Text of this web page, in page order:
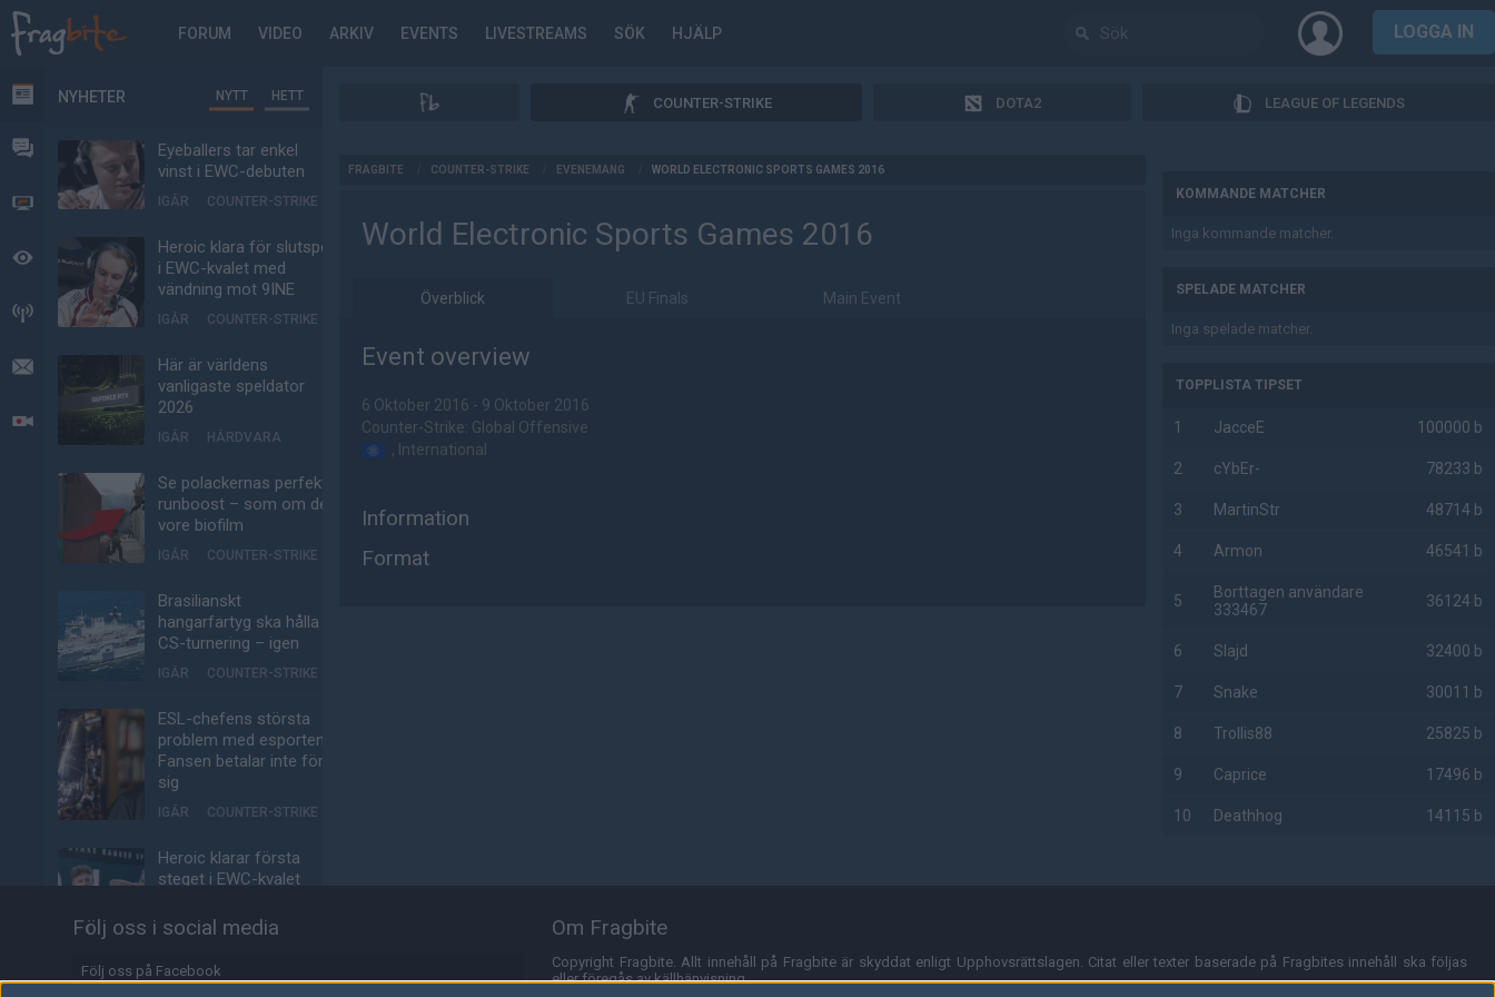
FORUM VIDEO ARKIV EVENTS LIVESTREAMS SÖK HJÄLP LOGGA IN
NYHETER
FORUM
VIDEO
BEVAKAT
HÄNDELSER
LIVESÄNDNINGAR
NYHETER NYTT HETT
Eyeballers tar enkel
vinst i EWC-debuten
IGÅR COUNTER-STRIKE
Heroic klara för slutspel
i EWC-kvalet med
vändning mot 9INE
IGÅR COUNTER-STRIKE
Här är världens
vanligaste speldator
2026
IGÅR HÅRDVARA
Se polackernas perfekta
runboost – som om det
vore biofilm
IGÅR COUNTER-STRIKE
Brasilianskt
hangarfartyg ska hålla
CS-turnering – igen
IGÅR COUNTER-STRIKE
ESL-chefens största
problem med esporten:
Fansen betalar inte för
sig
IGÅR COUNTER-STRIKE
Heroic klarar första
steget i EWC-kvalet
matcher i kvalet till
COUNTER-STRIKE DOTA2 LEAGUE OF LEGENDS
FRAGBITE COUNTER-STRIKE EVENEMANG WORLD ELECTRONIC SPORTS GAMES 2016
World Electronic Sports Games 2016
Överblick EU Finals Main Event
Event overview
6 Oktober 2016 - 9 Oktober 2016
Counter-Strike: Global Offensive
, International
Information
Format
KOMMANDE MATCHER
Inga kommande matcher.
SPELADE MATCHER
Inga spelade matcher.
TOPPLISTA TIPSET
1 JacceE 100000 b
2 cYbEr- 78233 b
3 MartinStr 48714 b
4 Armon 46541 b
5
Borttagen användare
333467
36124 b
6 Slajd 32400 b
7 Snake 30011 b
8 Trollis88 25825 b
9 Caprice 17496 b
10 Deathhog 14115 b
Följ oss i social media
Följ oss på Facebook
Om Fragbite
Copyright Fragbite. Allt innehåll på Fragbite är skyddat enligt Upphovsrättslagen. Citat eller texter baserade på Fragbites innehåll ska följas
eller föregås av källhänvisning.